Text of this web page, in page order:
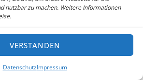
nutzbar zu machen. Weitere Informationen
VERSTANDEN
DatenschutzImpressum